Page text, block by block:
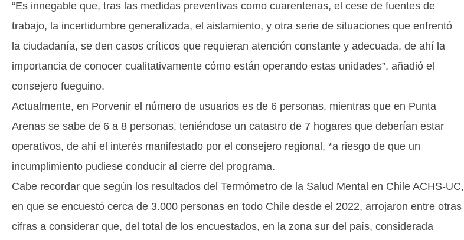
“Es innegable que, tras las medidas preventivas como cuarentenas, el cese de fuentes de
trabajo, la incertidumbre generalizada, el aislamiento, y otra serie de situaciones que enfrentó
la ciudadanía, se den casos críticos que requieran atención constante y adecuada, de ahí la
importancia de conocer cualitativamente cómo están operando estas unidades”, añadió el
consejero fueguino.
Actualmente, en Porvenir el número de usuarios es de 6 personas, mientras que en Punta
Arenas se sabe de 6 a 8 personas, teniéndose un catastro de 7 hogares que deberían estar
operativos, de ahí el interés manifestado por el consejero regional, *a riesgo de que un
incumplimiento pudiese conducir al cierre del programa.
Cabe recordar que según los resultados del Termómetro de la Salud Mental en Chile ACHS-UC,
en que se encuestó cerca de 3.000 personas en todo Chile desde el 2022, arrojaron entre otras
cifras a considerar que, del total de los encuestados, en la zona sur del país, considerada